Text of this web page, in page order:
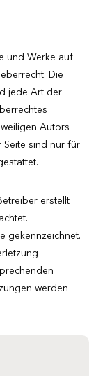
und Werke auf
Die
jede Art der
Autors
Seite sind nur für
erstellt
gekennzeichnet.
werden